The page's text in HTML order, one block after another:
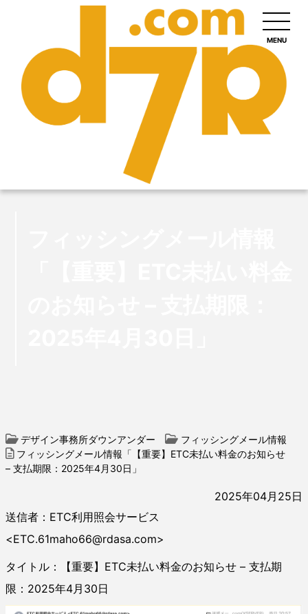
MENU
デザイン事務所ダウンアンダー
フィッシングメール情報
フィッシングメール情報「【重要】ETC未払い料金のお知らせ
– 支払期限：2025年4月30日」
2025年04月25日
送信者：ETC利用照会サービス
<ETC.61maho66@rdasa.com>
タイトル：【重要】ETC未払い料金のお知らせ – 支払期
限：2025年4月30日